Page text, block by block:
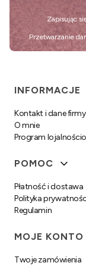
Zapisując
Przetwarzanie
Linki w
INFORMACJE
Kontakt i dane firmy
O mnie
Program
POMOC
Płatność i dostawa
Polityka
Regulamin
MOJE KONTO
Twoje zamówienia